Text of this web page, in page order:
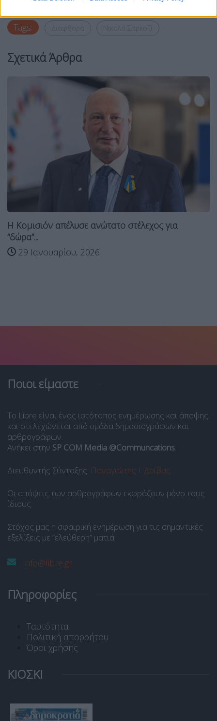
Tags:
Σχετικά Άρθρα
Η Κομισιόν απέλυσε ανώτατο στέλεχος για
“δώρα”...
29 Ιανουαρίου, 2026
Ποιοι είμαστε
Το Libre είναι ένας ιστότοπος ενημέρωσης και άποψης
και στελεχώνεται από ομάδα δημοσιογράφων και
αρθρογράφων.
Ανήκει στην SP COM Media @Communcations.
Διευθυντής Σύνταξης: Παναγιώτης Ι. Δρίβας.
Οι απόψεις των αρθρογράφων εκφράζουν μόνο τους
ίδιους.
Στόχος μας η σφαιρική ενημέρωση για τις σημαντικές
εξελίξεις με “ελεύθερη” ματιά.
info@libre.gr
Πληροφορίες
Ταυτότητα
Πολιτική απορρήτου
Όροι χρήσης
ΚΙΟΣΚΙ